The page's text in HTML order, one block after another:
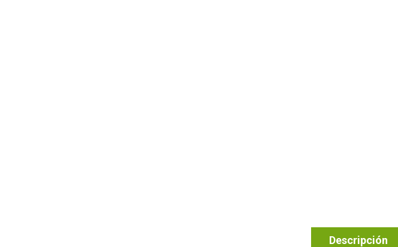
Descripción